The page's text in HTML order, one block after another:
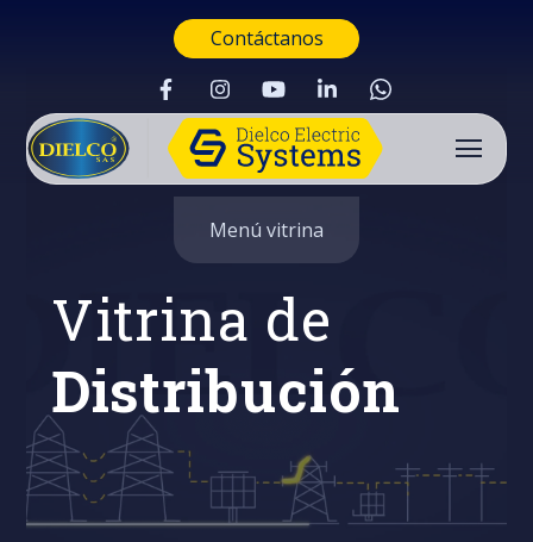
Contáctanos
Buscar
Menú vitrina
Vitrina de
Distribución